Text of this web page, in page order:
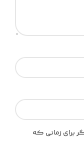
برای زمانی که